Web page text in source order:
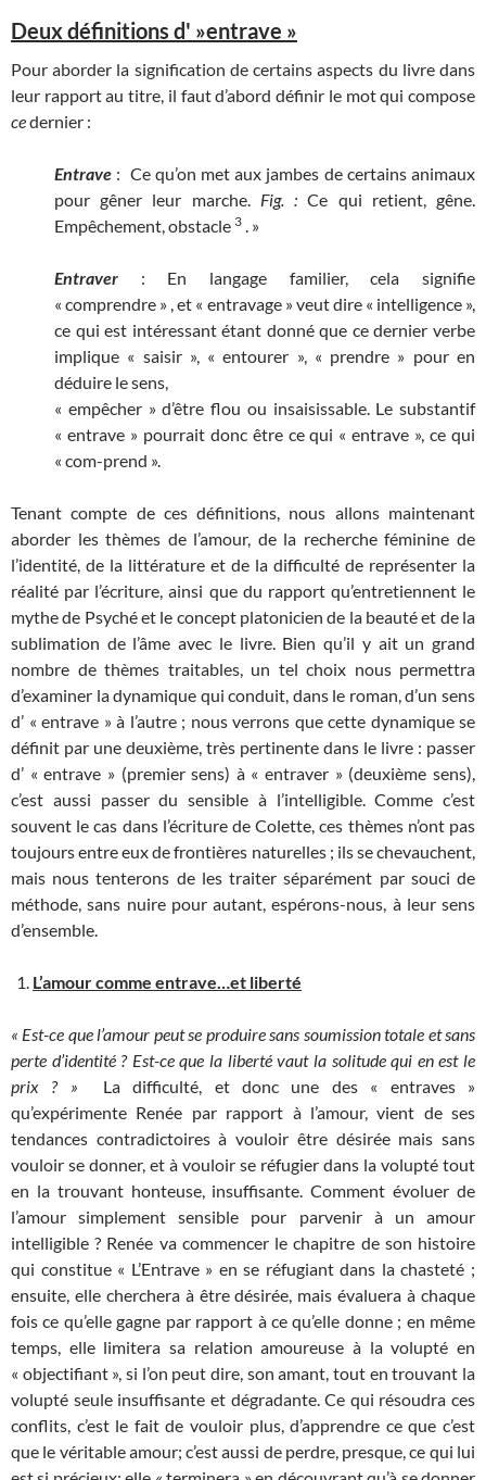
Deux définitions d' »entrave »
Pour aborder la signification de certains aspects du livre dans
leur rapport au titre, il faut d’abord définir le mot qui compose
cedernier :
Entrave : Ce qu’on met aux jambes de certains animaux
pour gêner leur marche. Fig. :Ce qui retient, gêne.
Empêchement, obstacle 3 . »
Entraver : En langage familier, cela signifie
« comprendre » , et « entravage » veut dire « intelligence »,
ce qui est intéressant étant donné que ce dernier verbe
implique « saisir », « entourer », « prendre » pour en
déduire le sens,
« empêcher » d’être flou ou insaisissable. Le substantif
« entrave » pourrait donc être ce qui « entrave », ce qui
« com-prend ».
Tenant compte de ces définitions, nous allons maintenant
aborder les thèmes de l’amour, de la recherche féminine de
l’identité, de la littérature et de la difficulté de représenter la
réalité par l’écriture, ainsi que du rapport qu’entretiennent le
mythe de Psyché et le concept platonicien de la beauté et de la
sublimation de l’âme avec le livre. Bien qu’il y ait un grand
nombre de thèmes traitables, un tel choix nous permettra
d’examiner la dynamique qui conduit, dans le roman, d’un sens
d’ « entrave » à l’autre ; nous verrons que cette dynamique se
définit par une deuxième, très pertinente dans le livre : passer
d’ « entrave » (premier sens) à « entraver » (deuxième sens),
c’est aussi passer du sensible à l’intelligible. Comme c’est
souvent le cas dans l’écriture de Colette, ces thèmes n’ont pas
toujours entre eux de frontières naturelles ; ils se chevauchent,
mais nous tenterons de les traiter séparément par souci de
méthode, sans nuire pour autant, espérons-nous, à leur sens
d’ensemble.
L’amour comme entrave…et liberté
« Est-ce que l’amour peut se produire sans soumission totale et sans
perte d’identité ? Est-ce que la liberté vaut la solitude qui en est le
prix ? » La difficulté, et donc une des « entraves »
qu’expérimente Renée par rapport à l’amour, vient de ses
tendances contradictoires à vouloir être désirée mais sans
vouloir se donner, et à vouloir se réfugier dans la volupté tout
en la trouvant honteuse, insuffisante. Comment évoluer de
l’amour simplement sensible pour parvenir à un amour
intelligible ? Renée va commencer le chapitre de son histoire
qui constitue « L’Entrave » en se réfugiant dans la chasteté ;
ensuite, elle cherchera à être désirée, mais évaluera à chaque
fois ce qu’elle gagne par rapport à ce qu’elle donne ; en même
temps, elle limitera sa relation amoureuse à la volupté en
« objectifiant », si l’on peut dire, son amant, tout en trouvant la
volupté seule insuffisante et dégradante. Ce qui résoudra ces
conflits, c’est le fait de vouloir plus, d’apprendre ce que c’est
que le véritable amour; c’est aussi de perdre, presque, ce qui lui